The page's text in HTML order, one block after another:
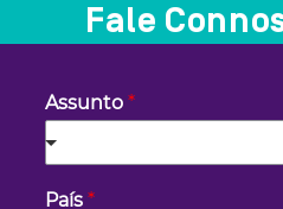
Fale
Assunto *
País *